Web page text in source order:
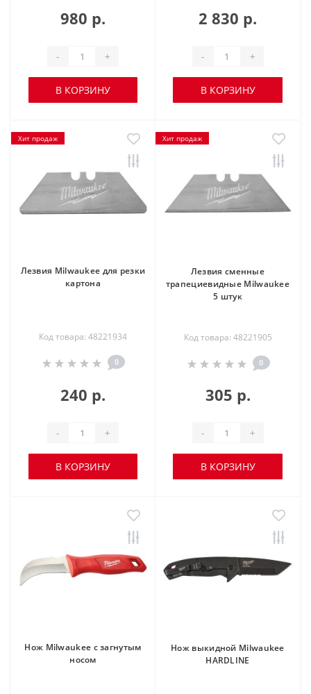
980 р.
- +
В КОРЗИНУ
2 830 р.
- +
В КОРЗИНУ
Хит продаж
Лезвия Milwaukee для резки
картона
Код товара: 48221934
0
240 р.
- +
В КОРЗИНУ
Хит продаж
Лезвия сменные
трапециевидные Milwaukee
5 штук
Код товара: 48221905
0
305 р.
- +
В КОРЗИНУ
Нож Milwaukee с загнутым
носом
Нож выкидной Milwaukee
HARDLINE